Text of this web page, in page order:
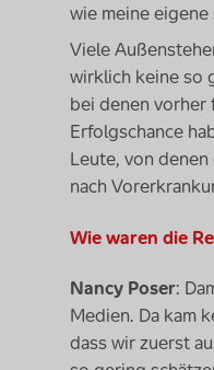
wie meine
Viele
wirklich keine so
bei denen vorher
Erfolgschance
Leute, von
nach
Wie waren die
Nancy Poser:
Medien. Da kam
dass wir zuerst